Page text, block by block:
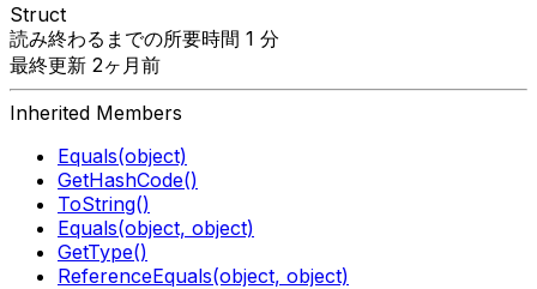
Struct
読み終わるまでの所要時間 1 分
最終更新 2ヶ月前
Inherited Members
Equals(object)
GetHashCode()
ToString()
Equals(object, object)
GetType()
ReferenceEquals(object, object)